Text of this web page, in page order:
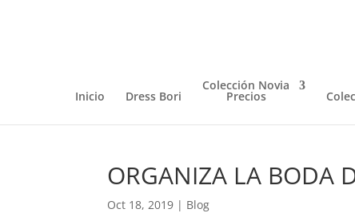
Inicio Dress Bori
Colección Novia
Precios
ORGANIZA LA BODA
Oct 18, 2019 | Blog